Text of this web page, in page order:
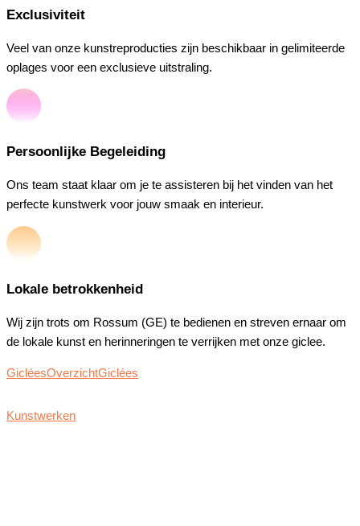
Exclusiviteit
Veel van onze kunstreproducties zijn beschikbaar in gelimiteerde
oplages voor een exclusieve uitstraling.
Persoonlijke Begeleiding
Ons team staat klaar om je te assisteren bij het vinden van het
perfecte kunstwerk voor jouw smaak en interieur.
Lokale betrokkenheid
Wij zijn trots om Rossum (GE) te bedienen en streven ernaar om
de lokale kunst en herinneringen te verrijken met onze giclee.
GicléesOverzichtGiclées
Kunstwerken